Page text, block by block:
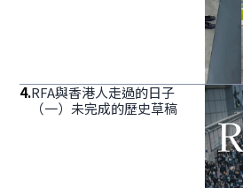
4.RFA與香港人走過的日子
（一）未完成的歷史草稿